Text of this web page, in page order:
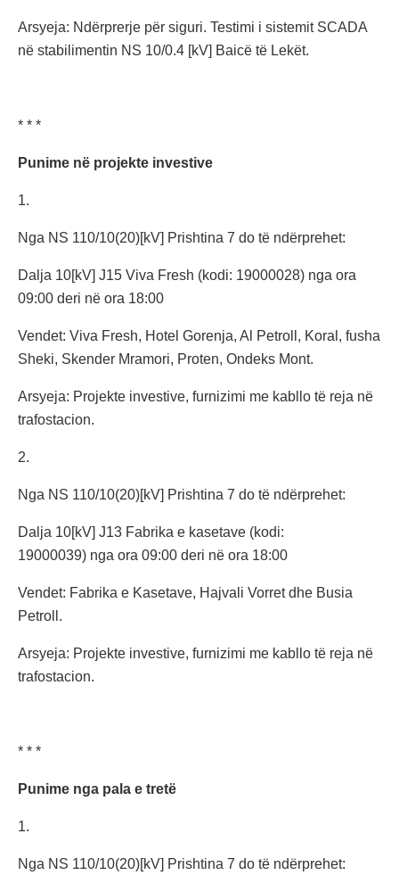
Arsyeja: Ndërprerje për siguri. Testimi i sistemit SCADA
në stabilimentin NS 10/0.4 [kV] Baicë të Lekët.
* * *
Punime në projekte investive
1.
Nga NS 110/10(20)[kV] Prishtina 7 do të ndërprehet:
Dalja 10[kV] J15 Viva Fresh (kodi: 19000028) nga ora
09:00 deri në ora 18:00
Vendet: Viva Fresh, Hotel Gorenja, Al Petroll, Koral, fusha
Sheki, Skender Mramori, Proten, Ondeks Mont.
Arsyeja: Projekte investive, furnizimi me kabllo të reja në
trafostacion.
2.
Nga NS 110/10(20)[kV] Prishtina 7 do të ndërprehet:
Dalja 10[kV] J13 Fabrika e kasetave (kodi:
19000039) nga ora 09:00 deri në ora 18:00
Vendet: Fabrika e Kasetave, Hajvali Vorret dhe Busia
Petroll.
Arsyeja: Projekte investive, furnizimi me kabllo të reja në
trafostacion.
* * *
Punime nga pala e tretë
1.
Nga NS 110/10(20)[kV] Prishtina 7 do të ndërprehet: